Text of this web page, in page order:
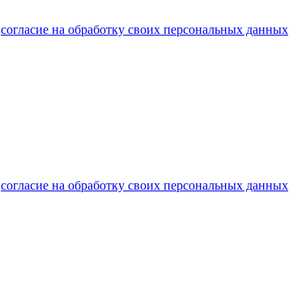
согласие на обработку своих персональных данных
согласие на обработку своих персональных данных